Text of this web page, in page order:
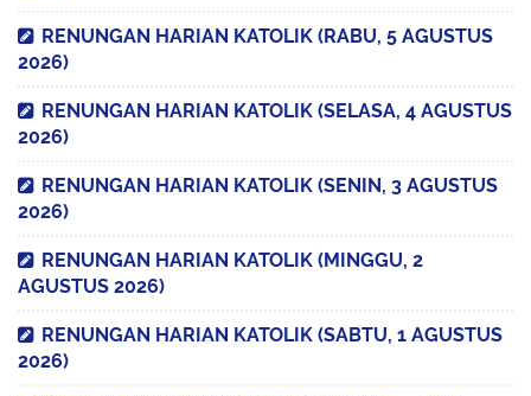
RENUNGAN HARIAN KATOLIK (RABU, 5 AGUSTUS
2026)
RENUNGAN HARIAN KATOLIK (SELASA, 4 AGUSTUS
2026)
RENUNGAN HARIAN KATOLIK (SENIN, 3 AGUSTUS
2026)
RENUNGAN HARIAN KATOLIK (MINGGU, 2
AGUSTUS 2026)
RENUNGAN HARIAN KATOLIK (SABTU, 1 AGUSTUS
2026)